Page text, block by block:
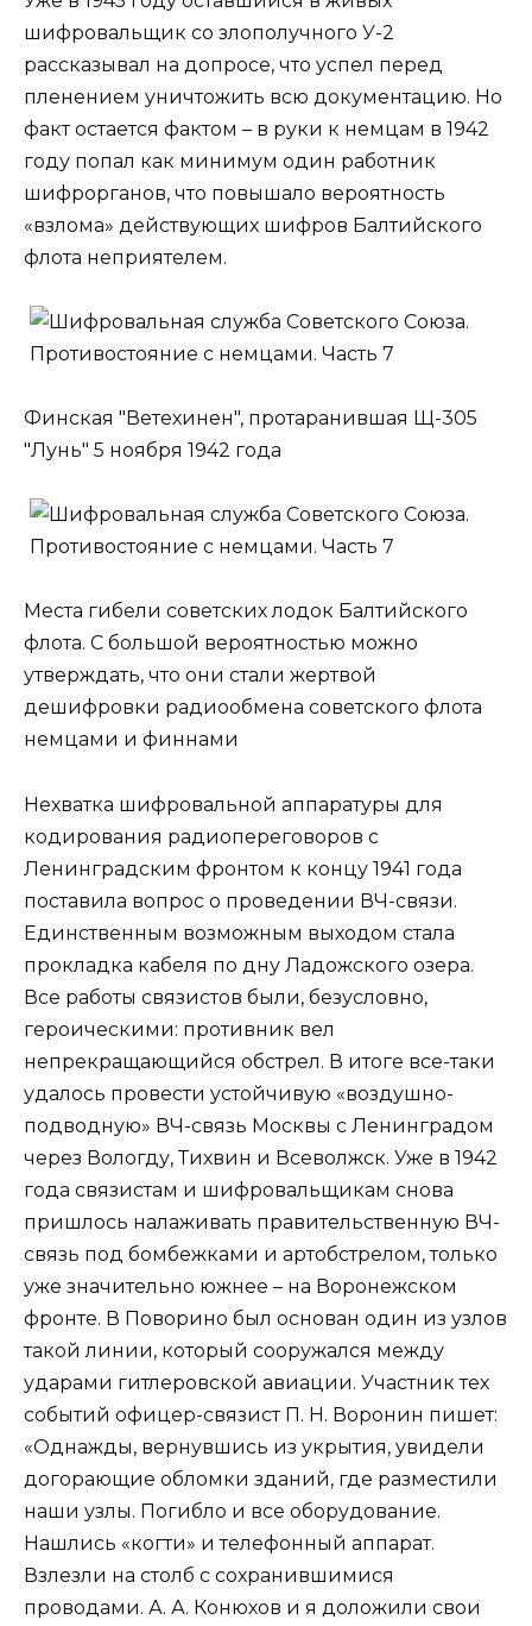
шифровальщик со злополучного У-2
рассказывал на допросе, что успел перед
пленением уничтожить всю документацию. Но
факт остается фактом – в руки к немцам в 1942
году попал как минимум один работник
шифрорганов, что повышало вероятность
«взлома» действующих шифров Балтийского
флота неприятелем.
Финская "Ветехинен", протаранившая Щ-305
"Лунь" 5 ноября 1942 года
Места гибели советских лодок Балтийского
флота. С большой вероятностью можно
утверждать, что они стали жертвой
дешифровки радиообмена советского флота
немцами и финнами
Нехватка шифровальной аппаратуры для
кодирования радиопереговоров с
Ленинградским фронтом к концу 1941 года
поставила вопрос о проведении ВЧ-связи.
Единственным возможным выходом стала
прокладка кабеля по дну Ладожского озера.
Все работы связистов были, безусловно,
героическими: противник вел
непрекращающийся обстрел. В итоге все-таки
удалось провести устойчивую «воздушно-
подводную» ВЧ-связь Москвы с Ленинградом
через Вологду, Тихвин и Всеволжск. Уже в 1942
года связистам и шифровальщикам снова
пришлось налаживать правительственную ВЧ-
связь под бомбежками и артобстрелом, только
уже значительно южнее – на Воронежском
фронте. В Поворино был основан один из узлов
такой линии, который сооружался между
ударами гитлеровской авиации. Участник тех
событий офицер-связист П. Н. Воронин пишет:
«Однажды, вернувшись из укрытия, увидели
догорающие обломки зданий, где разместили
наши узлы. Погибло и все оборудование.
Нашлись «когти» и телефонный аппарат.
Взлезли на столб с сохранившимися
проводами. А. А. Конюхов и я доложили свои